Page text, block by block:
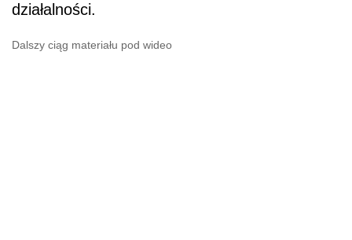
działalności.
Dalszy ciąg materiału pod wideo